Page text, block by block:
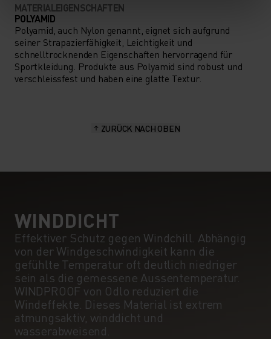
MATERIALEIGENSCHAFTEN
POLYAMID
Polyamid, auch Nylon genannt, eignet sich aufgrund
seiner Strapazierfähigkeit, Leichtigkeit und
schnelltrocknenden Eigenschaften hervorragend für
Sportkleidung. Produkte aus Polyamid sind robust und
verschleissfest und haben eine glatte Textur.
ZURÜCK NACH OBEN
WINDDICHT
Effektiver Schutz gegen Windchill. Abhängig
von der Windgeschwindigkeit kann die
gefühlte Temperatur oft deutlich niedriger
sein als die gemessene Aussentemperatur.
WINDPROOF von Odlo reduziert die
Windeffekte. Dieses Material ist extrem
atmungsaktiv, winddicht und
wasserabweisend.